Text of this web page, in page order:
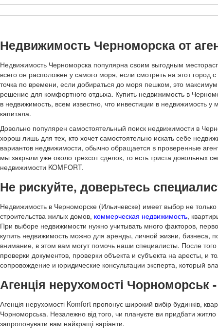
Недвижимость Черноморска от
Недвижимость Черноморска популярна своим выгодным
всего он расположен у самого моря, если смотреть на этот
точка по времени, если добираться до моря пешком, это
решение для комфортного отдыха. Купить недвижимость в
в недвижимость, всем известно, что инвестиции в недвижимость
капитала.
Довольно популярен самостоятельный поиск недвижимости в
хорош лишь для тех, кто хочет самостоятельно искать себе
вариантов недвижимости, обычно обращается в проверенные
мы закрыли уже около трехсот сделок, то есть триста
недвижимости KOMFORT.
Не рискуйте, доверьтесь
Недвижимость в Черноморске (Ильичевске) имеет выбор не только
строительства жилых домов, коммерческая недвижимость,
При выборе недвижимости нужно учитывать много факторов,
купить недвижимость можно для аренды, личной жизни, бизнеса,
внимание, в этом вам могут помочь наши специалисты. После
проверки документов, проверки объекта и субъекта на аресты, и
сопровождение и юридические консультации эксперта, который
Агенція нерухомості Чорноморськ
Агенція нерухомості Komfort пропонує широкий вибір будинків,
Чорноморська. Незалежно від того, чи плануєте ви придбати
запропонувати вам найкращі варіанти.